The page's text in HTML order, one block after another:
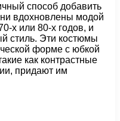
способ добавить
вдохновлены модой
х или 80-х годов, и
стиль. Эти костюмы
форме с юбкой
как контрастные
придают им